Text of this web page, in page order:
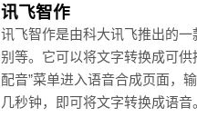
讯飞智作
讯飞智作是由科大讯飞推出的
别等。它可以将文字转换成可
配音”菜单进入语音合成页面，
几秒钟，即可将文字转换成语音